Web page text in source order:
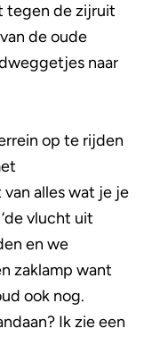
tegen de zijruit
de oude
naar
op te rijden
alles wat je je
vlucht uit
en we
zaklamp want
ook nog.
Ik zie een